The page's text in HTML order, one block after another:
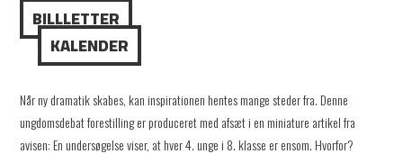
BILLLETTER
KALENDER
Når ny dramatik skabes, kan inspirationen hentes mange steder fra. Denne
ungdomsdebat forestilling er produceret med afsæt i en miniature artikel fra
avisen: En undersøgelse viser, at hver 4. unge i 8. klasse er ensom. Hvorfor?